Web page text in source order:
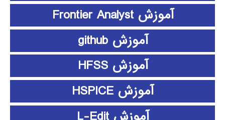
آموزش Frontier Analyst
آموزش github
آموزش HFSS
آموزش HSPICE